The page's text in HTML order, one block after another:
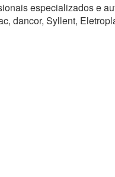
especializados e
dancor, Syllent,